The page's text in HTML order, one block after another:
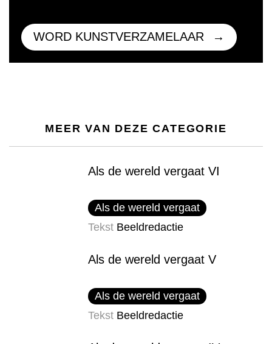
WORD KUNSTVERZAMELAAR
MEER VAN DEZE CATEGORIE
Als de wereld vergaat VI
Als de wereld vergaat
Tekst Beeldredactie
Als de wereld vergaat V
Als de wereld vergaat
Tekst Beeldredactie